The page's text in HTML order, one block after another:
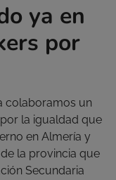
ya en
por
colaboramos un
la igualdad que
en Almería y
la provincia que
Secundaria